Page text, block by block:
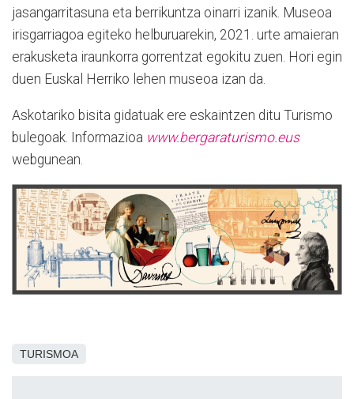
jasangarritasuna eta berrikuntza oinarri izanik. Museoa
irisgarriagoa egiteko helburuarekin, 2021. urte amaieran
erakusketa iraunkorra gorrentzat egokitu zuen. Hori egin
duen Euskal Herriko lehen museoa izan da.
Askotariko bisita gidatuak ere eskaintzen ditu Turismo
bulegoak. Informazioa www.bergaraturismo.eus
webgunean.
TURISMOA